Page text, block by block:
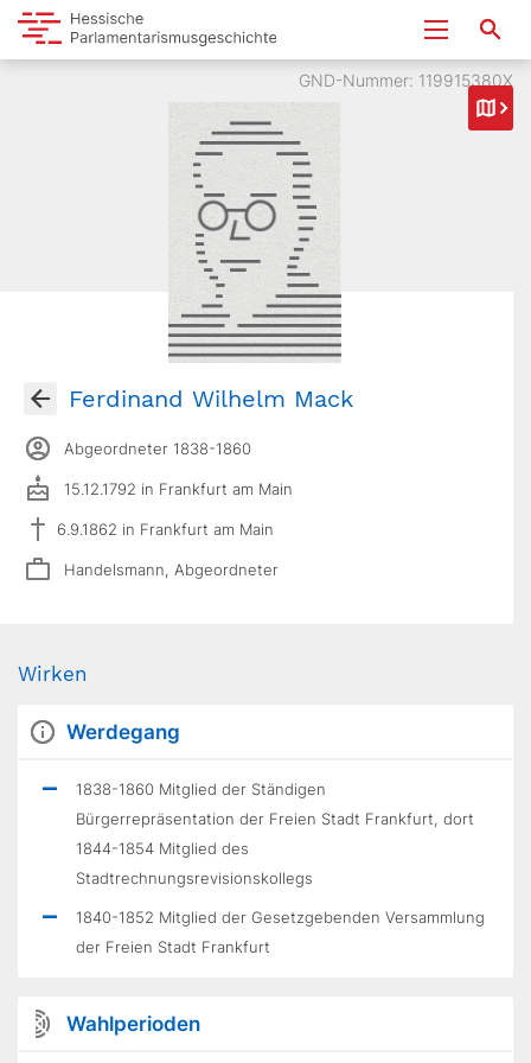
GND-Nummer: 119915380X
Ferdinand Wilhelm Mack
Abgeordneter 1838-1860
15.12.1792 in Frankfurt am Main
6.9.1862 in Frankfurt am Main
Handelsmann, Abgeordneter
Wirken
Werdegang
1838-1860 Mitglied der Ständigen
Bürgerrepräsentation der Freien Stadt Frankfurt, dort
1844-1854 Mitglied des
Stadtrechnungsrevisionskollegs
1840-1852 Mitglied der Gesetzgebenden Versammlung
der Freien Stadt Frankfurt
Wahlperioden